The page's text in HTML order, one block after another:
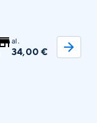
al.
34,00 €